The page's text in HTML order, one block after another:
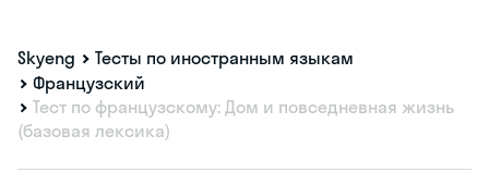
Skyeng
Тесты по иностранным языкам
Французский
Тест по французскому: Дом и повседневная жизнь
(базовая лексика)